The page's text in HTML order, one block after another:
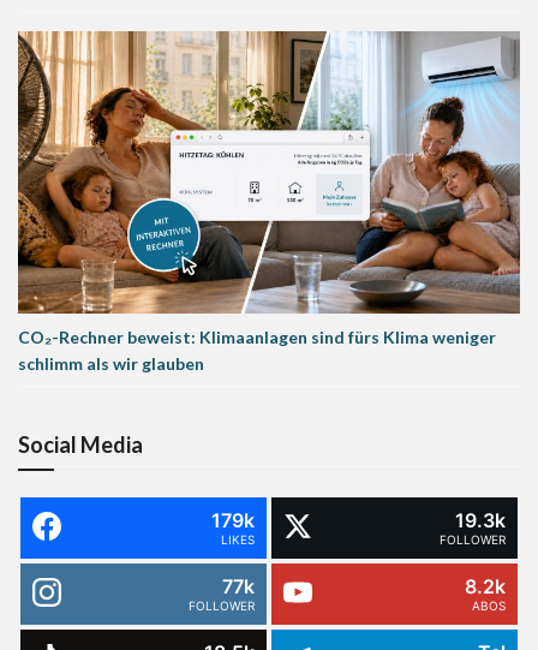
CO₂-Rechner beweist: Klimaanlagen sind fürs Klima weniger
schlimm als wir glauben
Social Media
179k
LIKES
19.3k
FOLLOWER
77k
FOLLOWER
8.2k
ABOS